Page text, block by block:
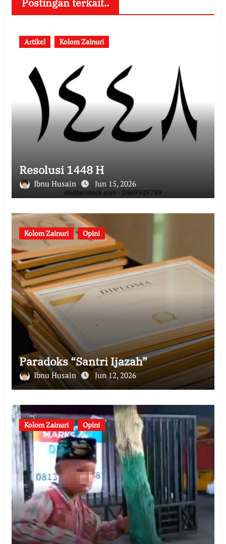
Postingan terkait..
Artikel Kolom Zainuri
Resolusi 1448 H
Ibnu Husain Jun 15, 2026
Kolom Zainuri Opini
Paradoks “Santri Ijazah”
Ibnu Husain Jun 12, 2026
Kolom Zainuri Opini